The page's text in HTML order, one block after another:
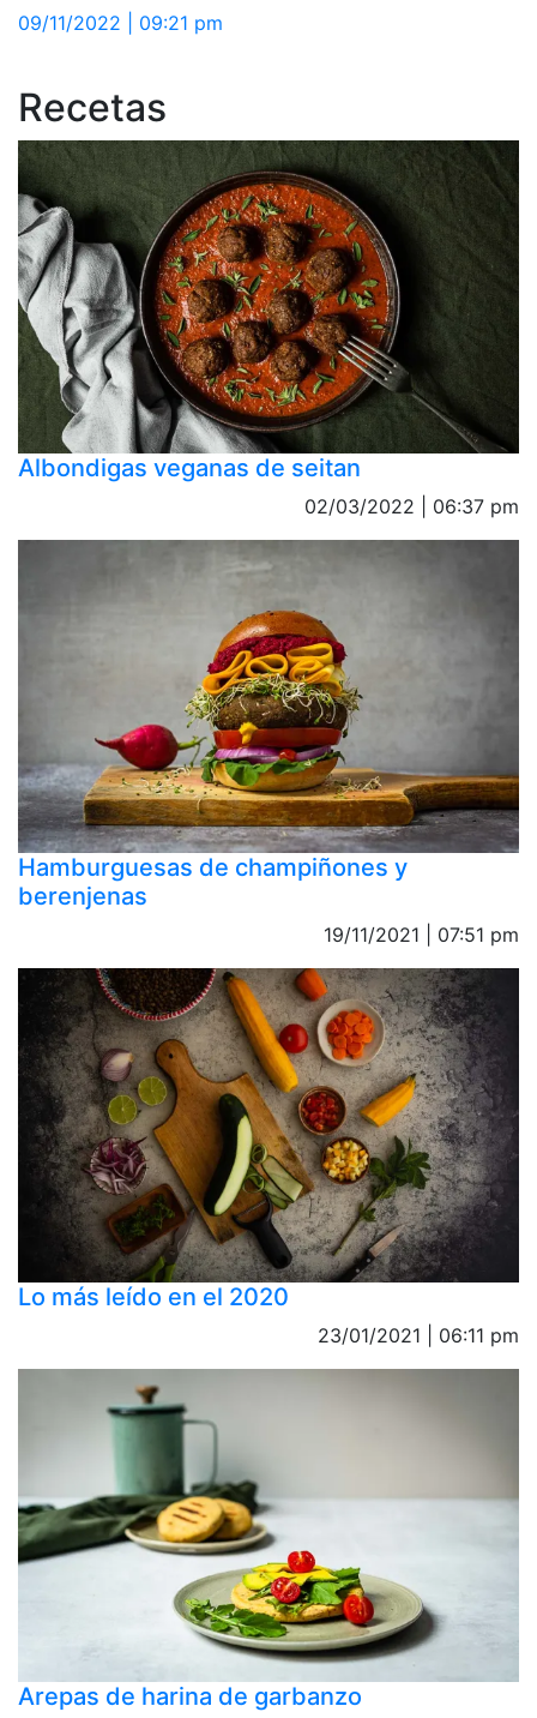
09/11/2022 | 09:21 pm
Recetas
Albondigas veganas de seitan
02/03/2022 | 06:37 pm
Hamburguesas de champiñones y
berenjenas
19/11/2021 | 07:51 pm
Lo más leído en el 2020
23/01/2021 | 06:11 pm
Arepas de harina de garbanzo